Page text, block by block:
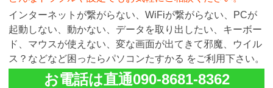
インターネットが繋がらない、WiFiが繋がらない、PCが
起動しない、動かない、データを取り出したい、キーボー
ド、マウスが使えない、変な画面が出てきて邪魔、ウイル
ス？などなど困ったらパソコンたすかる をご利用下さい。
お電話は直通090-8681-8362